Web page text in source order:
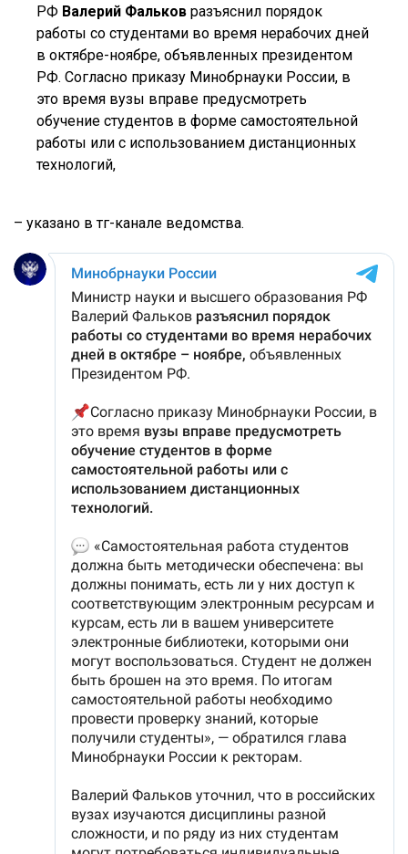
РФ Валерий Фальков разъяснил порядок
работы со студентами во время нерабочих дней
в октябре-ноябре, объявленных президентом
РФ. Согласно приказу Минобрнауки России, в
это время вузы вправе предусмотреть
обучение студентов в форме самостоятельной
работы или с использованием дистанционных
технологий,
– указано в тг-канале ведомства.